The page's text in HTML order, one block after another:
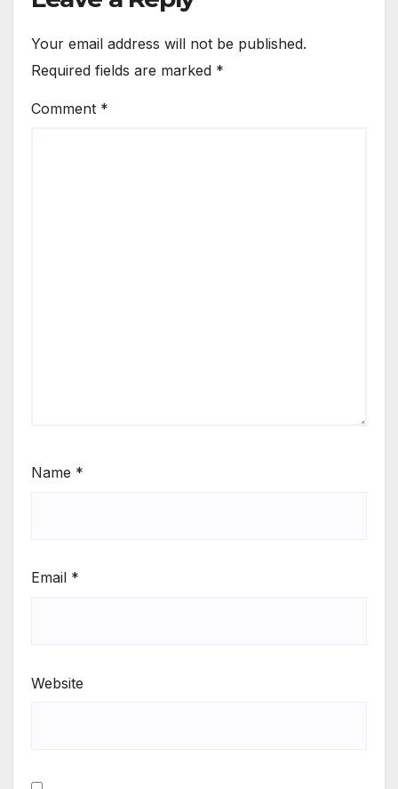
Your email address will not be published.
Required fields are marked *
Comment *
Name *
Email *
Website